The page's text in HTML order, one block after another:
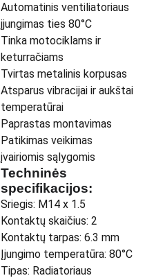
Automatinis ventiliatoriaus
įjungimas ties 80°C
Tinka motociklams ir
keturračiams
Tvirtas metalinis korpusas
Atsparus vibracijai ir aukštai
temperatūrai
Paprastas montavimas
Patikimas veikimas
įvairiomis sąlygomis
Techninės
specifikacijos:
Sriegis: M14 x 1.5
Kontaktų skaičius: 2
Kontaktų tarpas: 6.3 mm
Įjungimo temperatūra: 80°C
Tipas: Radiatoriaus